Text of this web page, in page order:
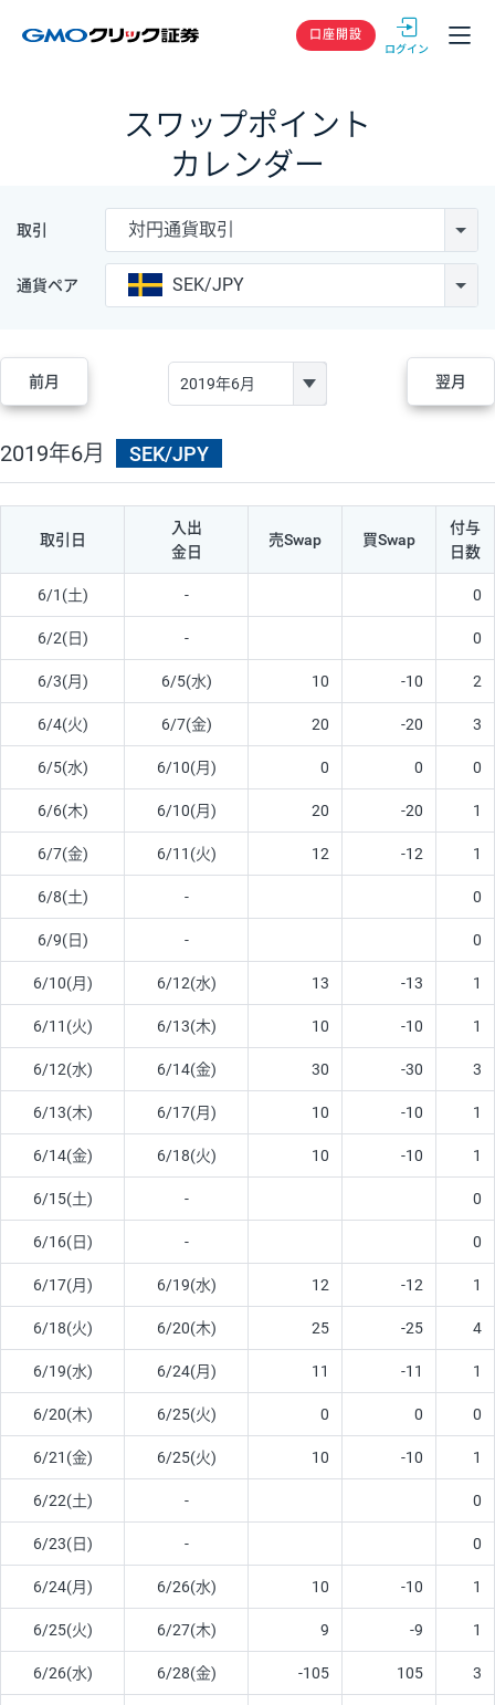
GMOクリック
口座開設
スワップポイント
カレンダー
取引 対円通貨取引
通貨ペア SEK/JPY
前月 翌月
2019年6月 SEK/JPY
取引日
入出
金日
売Swap 買Swap
付与
日数
6/1(土) - 0
6/2(日) - 0
6/3(月) 6/5(水) 10 -10 2
6/4(火) 6/7(金) 20 -20 3
6/5(水) 6/10(月) 0 0 0
6/6(木) 6/10(月) 20 -20 1
6/7(金) 6/11(火) 12 -12 1
6/8(土) - 0
6/9(日) - 0
6/10(月) 6/12(水) 13 -13 1
6/11(火) 6/13(木) 10 -10 1
6/12(水) 6/14(金) 30 -30 3
6/13(木) 6/17(月) 10 -10 1
6/14(金) 6/18(火) 10 -10 1
6/15(土) - 0
6/16(日) - 0
6/17(月) 6/19(水) 12 -12 1
6/18(火) 6/20(木) 25 -25 4
6/19(水) 6/24(月) 11 -11 1
6/20(木) 6/25(火) 0 0 0
6/21(金) 6/25(火) 10 -10 1
6/22(土) - 0
6/23(日) - 0
6/24(月) 6/26(水) 10 -10 1
6/25(火) 6/27(木) 9 -9 1
6/26(水) 6/28(金) -105 105 3